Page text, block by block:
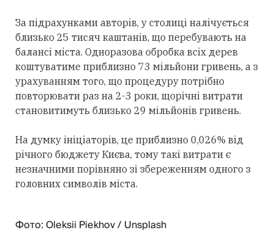
За підрахунками авторів, у столиці налічується
близько 25 тисяч каштанів, що перебувають на
балансі міста. Одноразова обробка всіх дерев
коштуватиме приблизно 73 мільйони гривень, а з
урахуванням того, що процедуру потрібно
повторювати раз на 2-3 роки, щорічні витрати
становитимуть близько 29 мільйонів гривень.
На думку ініціаторів, це приблизно 0,026% від
річного бюджету Києва, тому такі витрати є
незначними порівняно зі збереженням одного з
головних символів міста.
Фото: Oleksii Piekhov / Unsplash